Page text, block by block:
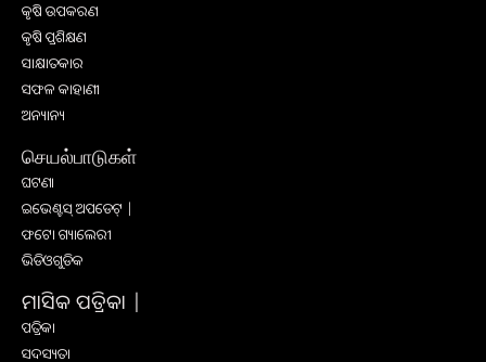
କୃଷି ଉପକରଣ
କୃଷି ପ୍ରଶିକ୍ଷଣ
ସାକ୍ଷାତକାର
ସଫଳ କାହାଣୀ
ଅନ୍ୟାନ୍ୟ
செயல்பாடுகள்
ଘଟଣା
ଇଭେଣ୍ଟସ୍ ଅପଡେଟ୍ |
ଫଟୋ ଗ୍ୟାଲେରୀ
ଭିଡିଓଗୁଡିକ
ମାସିକ ପତ୍ରିକା |
ପତ୍ରିକା
ସଦସ୍ୟତା